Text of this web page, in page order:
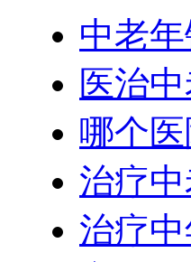
中老
医治
哪个
治疗
治疗